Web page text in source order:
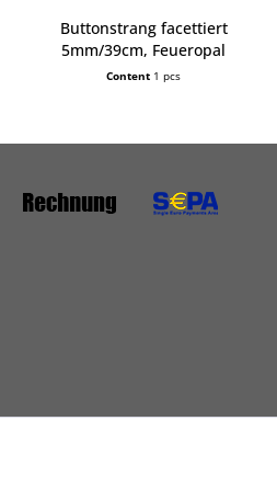
Buttonstrang facettiert
5mm/39cm, Feueropal
Content 1 pcs